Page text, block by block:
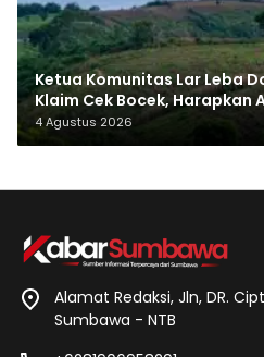
Ketua Komunitas Lar Leba
Klaim Cek Bocek, Harapkan
Makam Leluhur
4 Agustus 2026
Alamat Redaksi, Jln, DR.
Sumbawa - NTB